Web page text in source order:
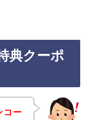
典クーポ
コー